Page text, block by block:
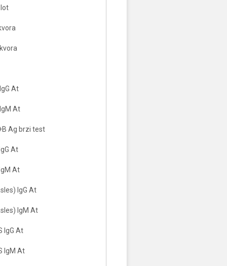
At
At
Ag brzi test
At
At
IgG At
IgM At
IgG At
IgM At